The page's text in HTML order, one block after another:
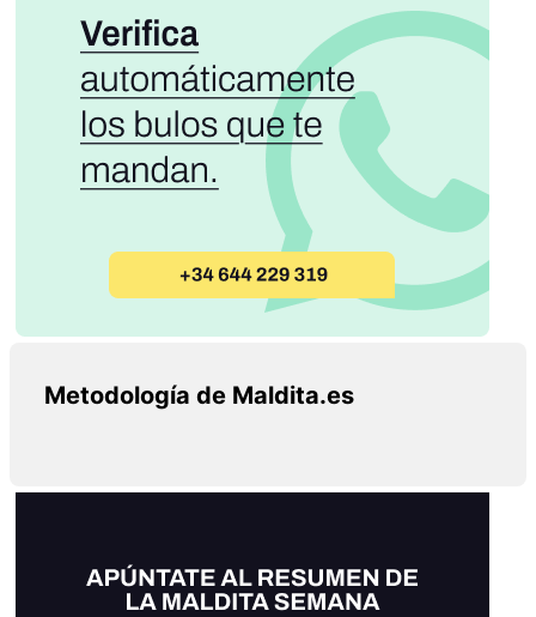
Metodología de Maldita.es